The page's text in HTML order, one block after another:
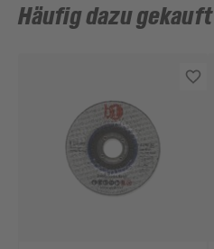
Häufig dazu gekauft